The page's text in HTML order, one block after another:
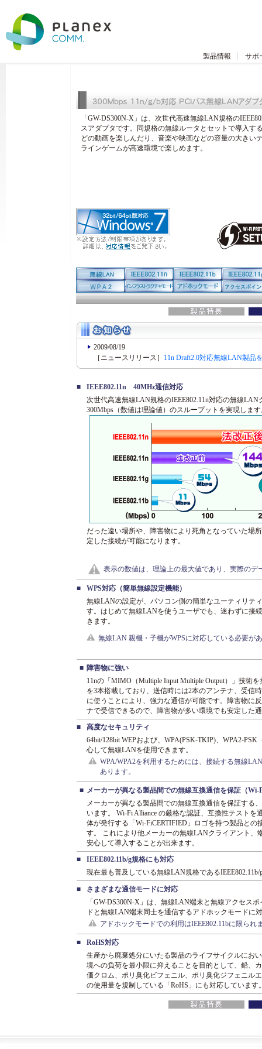
製品情報 サポ
「GW-DS300N-X」は、次世代高速無線LAN規格の
スアダプタです。同規格の無線ルータとセットで導入す
どの動画を楽しんだり、音楽や映画などの容量の大きい
ラインゲームが高速環境で楽しめます。
2009/08/19
［ニュースリリース］ 11n Draft2.0対応無線LAN製品
■
IEEE802.11n 40MHz通信対応
次世代高速無線LAN規格のIEEE802.11n対応の無線
300Mbps（数値は理論値）のスループットを実現しま
だった遠い場所や、障害物により死角となっていた場
定した接続が可能になります。
表示の数値は、理論上の最大値であり、実際の
■
WPS対応（簡単無線設定機能）
無線LANの設定が、パソコン側の簡単なユーティリテ
す。はじめて無線LANを使うユーザでも、迷わずに接
きます。
無線LAN 親機・子機がWPSに対応している必要が
■ 障害物に強い
11nの「MIMO（Multiple Input Multiple Output）」技術
を3本搭載しており、送信時には2本のアンテナ、受信
に使うことにより、強力な通信が可能です。障害物に
ナで受信できるので、障害物が多い環境でも安定した
■
高度なセキュリティ
64bit/128bit WEPおよび、WPA(PSK-TKIP)、WPA2-
心して無線LANを使用できます。
WPA/WPA2を利用するためには、接続する無線
あります。
■ メーカーが異なる製品間での無線互換通信を保証（Wi-
メーカーが異なる製品間での無線互換通信を保証する
います。 Wi-Fi Alliance の厳格な認証、互換性テストを
体が発行する「Wi-FiCERTIFIED」ロゴを持つ製品との
す。 これにより他メーカーの無線LANクライアント、
安心して導入することが出来ます。
■
IEEE802.11b/g規格にも対応
現在最も普及している無線LAN規格である
■
さまざまな通信モードに対応
「GW-DS300N-X」は、無線LAN端末と無線アクセス
ドと無線LAN端末同士を通信するアドホックモードに
アドホックモードでの利用はIEEE802.11bに限ら
■
RoHS対応
生産から廃棄処分にいたる製品のライフサイクルにお
境への負荷を最小限に抑えることを目的として、鉛、
価クロム、ポリ臭化ビフェニル、ポリ臭化ジフェニル
の使用量を規制している「RoHS」にも対応しています